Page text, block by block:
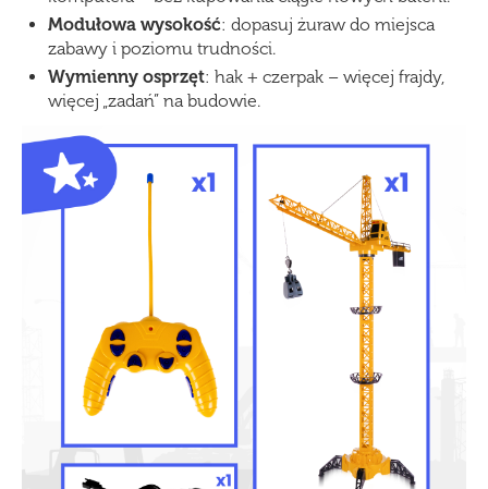
Modułowa wysokość: dopasuj żuraw do miejsca
zabawy i poziomu trudności.
Wymienny osprzęt: hak + czerpak – więcej frajdy,
więcej „zadań” na budowie.